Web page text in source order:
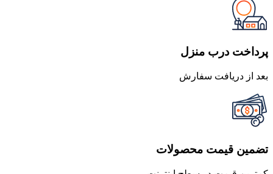
علوم
تجربی
پرداخت درب منزل
بعد از دریافت سفارش
تضمین قیمت محصولات